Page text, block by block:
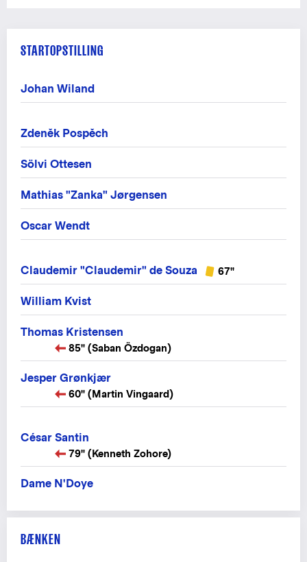
STARTOPSTILLING
Johan Wiland
Zdeněk Pospěch
Sölvi Ottesen
Mathias "Zanka" Jørgensen
Oscar Wendt
Claudemir "Claudemir" de Souza 67"
William Kvist
Thomas Kristensen
85" (Saban Özdogan)
Jesper Grønkjær
60" (Martin Vingaard)
César Santin
79" (Kenneth Zohore)
Dame N'Doye
BÆNKEN